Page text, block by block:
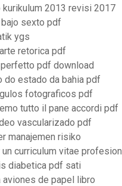
kurikulum 2013 revisi 2017
sexto pdf
ygs
retorica pdf
pdf download
do estado da bahia pdf
fotograficos pdf
tutto il pane accordi pdf
vascularizado pdf
manajemen risiko
un curriculum vitae
diabetica pdf sati
aviones de papel libro